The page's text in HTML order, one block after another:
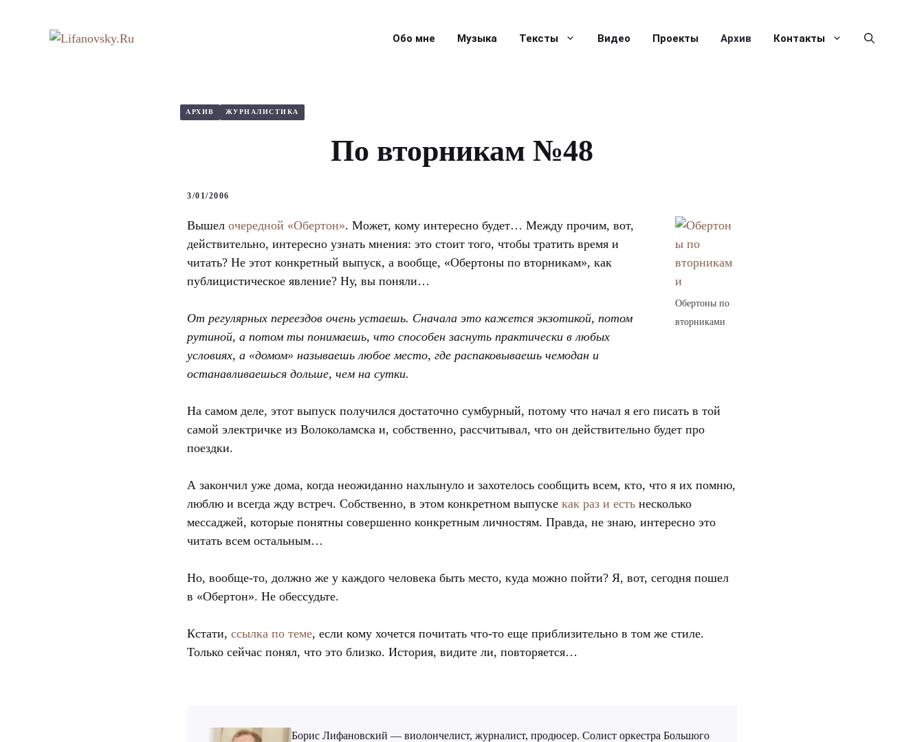
содержимому
Обо мне Музыка Тексты Видео Проекты Архив Контакты
АРХИВ ЖУРНАЛИСТИКА
По вторникам №48
3/01/2006
Обертоны по
вторниками
Вышел очередной «Обертон». Может, кому интересно будет… Между прочим, вот,
действительно, интересно узнать мнения: это стоит того, чтобы тратить время и
читать? Не этот конкретный выпуск, а вообще, «Обертоны по вторникам», как
публицистическое явление? Ну, вы поняли…
От регулярных переездов очень устаешь. Сначала это кажется экзотикой, потом
рутиной, а потом ты понимаешь, что способен заснуть практически в любых
условиях, а «домом» называешь любое место, где распаковываешь чемодан и
останавливаешься дольше, чем на сутки.
На самом деле, этот выпуск получился достаточно сумбурный, потому что начал я его писать в той
самой электричке из Волоколамска и, собственно, рассчитывал, что он действительно будет про
поездки.
А закончил уже дома, когда неожиданно нахлынуло и захотелось сообщить всем, кто, что я их помню,
люблю и всегда жду встреч. Собственно, в этом конкретном выпуске как раз и есть несколько
мессаджей, которые понятны совершенно конкретным личностям. Правда, не знаю, интересно это
читать всем остальным…
Но, вообще-то, должно же у каждого человека быть место, куда можно пойти? Я, вот, сегодня пошел
в «Обертон». Не обессудьте.
Кстати, ссылка по теме, если кому хочется почитать что-то еще приблизительно в том же стиле.
Только сейчас понял, что это близко. История, видите ли, повторяется…
Борис Лифановский — виолончелист, журналист, продюсер. Солист оркестра Большого